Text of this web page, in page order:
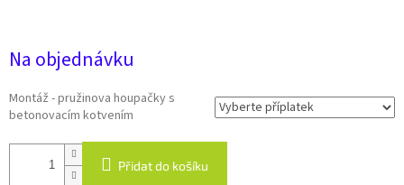
Na objednávku
Montáž - pružinova houpačky s
betonovacím kotvením
Přidat do košíku